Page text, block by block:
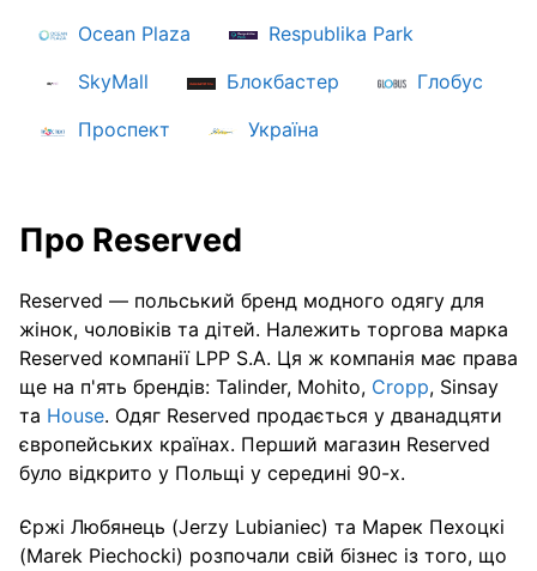
Ocean Plaza
Respublika Park
SkyMall
Блокбастер
Глобус
Проспект
Україна
Про Reserved
Reserved — польський бренд модного одягу для
жінок, чоловіків та дітей. Належить торгова марка
Reserved компанії LPP S.A. Ця ж компанія має права
ще на п'ять брендів: Talinder, Mohito, Cropp, Sinsay
та House. Одяг Reserved продається у дванадцяти
європейських країнах. Перший магазин Reserved
було відкрито у Польщі у середині 90-х.
Єржі Любянець (Jerzy Lubianiec) та Марек Пехоцкі
(Marek Piechocki) розпочали свій бізнес із того, що